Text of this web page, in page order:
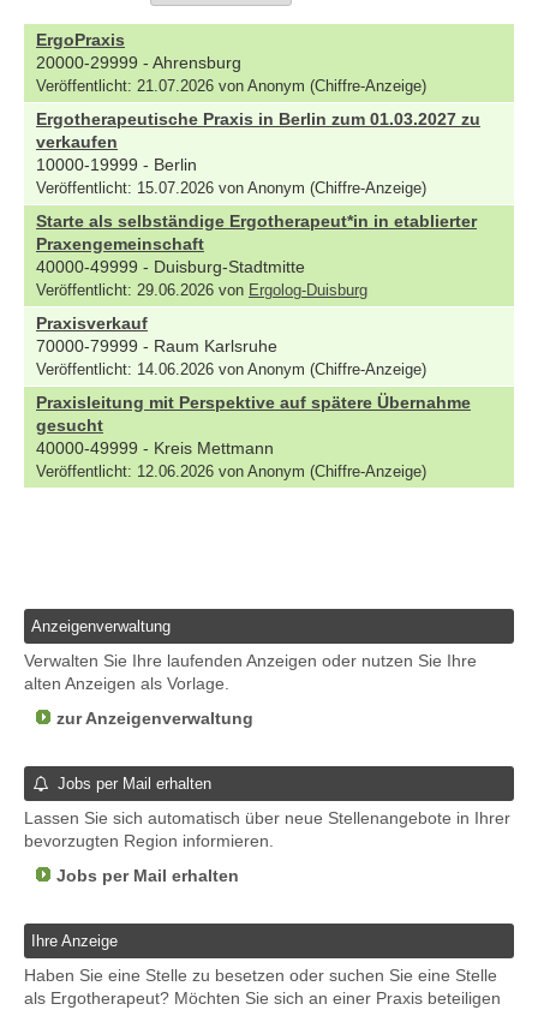
ErgoPraxis
20000-29999 - Ahrensburg
Veröffentlicht: 21.07.2026 von Anonym (Chiffre-Anzeige)
Ergotherapeutische Praxis in Berlin zum 01.03.2027 zu
verkaufen
10000-19999 - Berlin
Veröffentlicht: 15.07.2026 von Anonym (Chiffre-Anzeige)
Starte als selbständige Ergotherapeut*in in etablierter
Praxengemeinschaft
40000-49999 - Duisburg-Stadtmitte
Veröffentlicht: 29.06.2026 von Ergolog-Duisburg
Praxisverkauf
70000-79999 - Raum Karlsruhe
Veröffentlicht: 14.06.2026 von Anonym (Chiffre-Anzeige)
Praxisleitung mit Perspektive auf spätere Übernahme
gesucht
40000-49999 - Kreis Mettmann
Veröffentlicht: 12.06.2026 von Anonym (Chiffre-Anzeige)
Anzeigenverwaltung
Verwalten Sie Ihre laufenden Anzeigen oder nutzen Sie Ihre
alten Anzeigen als Vorlage.
zur Anzeigenverwaltung
Jobs per Mail erhalten
Lassen Sie sich automatisch über neue Stellenangebote in Ihrer
bevorzugten Region informieren.
Jobs per Mail erhalten
Ihre Anzeige
Haben Sie eine Stelle zu besetzen oder suchen Sie eine Stelle
als Ergotherapeut? Möchten Sie sich an einer Praxis beteiligen